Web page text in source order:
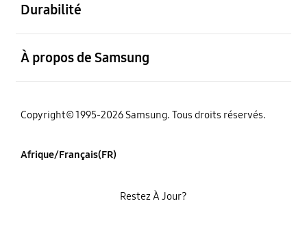
Durabilité
À propos de Samsung
Copyright© 1995-2026 Samsung. Tous droits réservés.
Afrique/Français(FR)
Restez À Jour?